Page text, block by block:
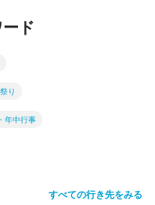
ド
り
年中行事
すべての行き先をみる